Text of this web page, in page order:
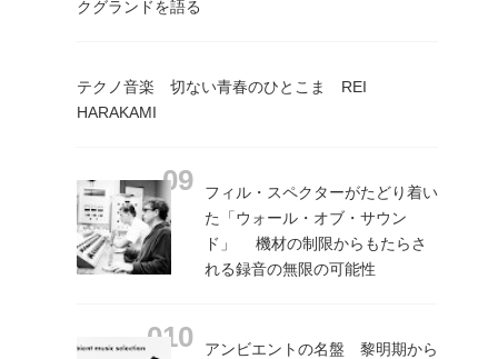
クグランドを語る
テクノ音楽 切ない青春のひとこま REI
HARAKAMI
フィル・スペクターがたどり着い
た「ウォール・オブ・サウン
ド」 機材の制限からもたらさ
れる録音の無限の可能性
アンビエントの名盤 黎明期から